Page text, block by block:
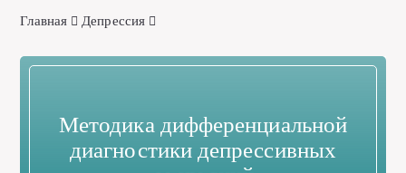
Главная Депрессия
Методика дифференциальной
диагностики депрессивных